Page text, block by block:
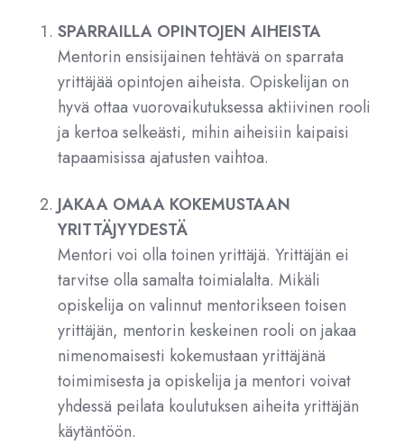
SPARRAILLA OPINTOJEN AIHEISTA
Mentorin ensisijainen tehtävä on sparrata
yrittäjää opintojen aiheista. Opiskelijan on
hyvä ottaa vuorovaikutuksessa aktiivinen rooli
ja kertoa selkeästi, mihin aiheisiin kaipaisi
tapaamisissa ajatusten vaihtoa.
JAKAA OMAA KOKEMUSTAAN
YRITTÄJYYDESTÄ
Mentori voi olla toinen yrittäjä. Yrittäjän ei
tarvitse olla samalta toimialalta. Mikäli
opiskelija on valinnut mentorikseen toisen
yrittäjän, mentorin keskeinen rooli on jakaa
nimenomaisesti kokemustaan yrittäjänä
toimimisesta ja opiskelija ja mentori voivat
yhdessä peilata koulutuksen aiheita yrittäjän
käytäntöön.